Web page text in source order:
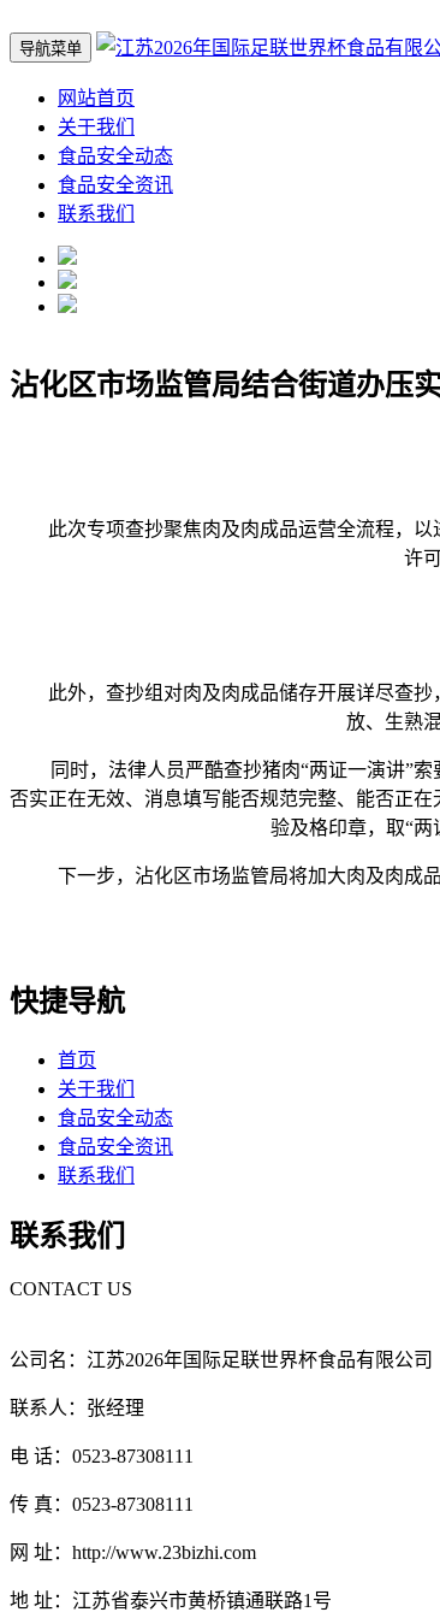
导航菜单
网站首页
关于我们
食品安全动态
食品安全资讯
联系我们
沾化区市场监管局结合街道办压
此次专项查抄聚焦肉及肉成品运营全流程，以
许
此外，查抄组对肉及肉成品储存开展详尽查抄
放、生熟
同时，法律人员严酷查抄猪肉“两证一演讲”索
否实正在无效、消息填写能否规范完整、能否正
验及格印章，取“两
下一步，沾化区市场监管局将加大肉及肉成品
快捷导航
首页
关于我们
食品安全动态
食品安全资讯
联系我们
联系我们
CONTACT US
公司名：江苏2026年国际足联世界杯食品有限公司
联系人：张经理
电 话：0523-87308111
传 真：0523-87308111
网 址：http://www.23bizhi.com
地 址：江苏省泰兴市黄桥镇通联路1号